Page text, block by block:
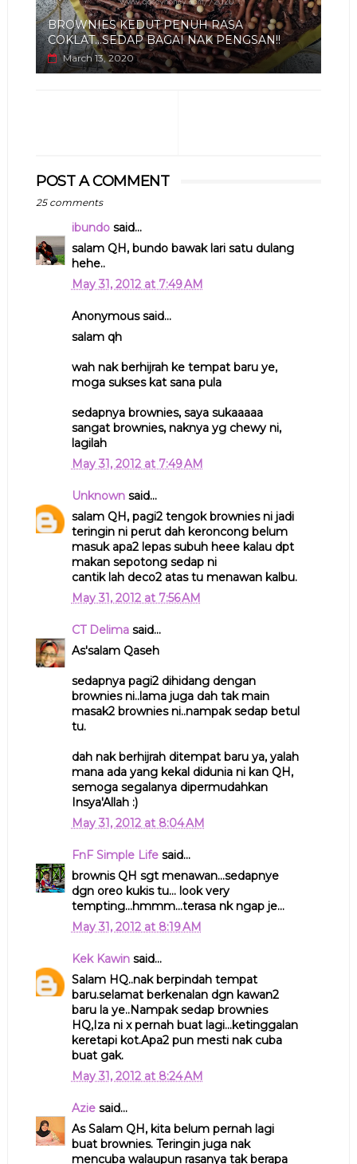
BROWNIES KEDUT PENUH RASA
COKLAT...SEDAP BAGAI NAK PENGSAN!!
March 13, 2020
POST A COMMENT
25 comments
ibundosaid...
salam QH, bundo bawak lari satu dulang
hehe..
May 31, 2012 at 7:49 AM
Anonymous said...
salam qh
wah nak berhijrah ke tempat baru ye,
moga sukses kat sana pula
sedapnya brownies, saya sukaaaaa
sangat brownies, naknya yg chewy ni,
lagilah
May 31, 2012 at 7:49 AM
Unknownsaid...
salam QH, pagi2 tengok brownies ni jadi
teringin ni perut dah keroncong belum
masuk apa2 lepas subuh heee kalau dpt
makan sepotong sedap ni
cantik lah deco2 atas tu menawan kalbu.
May 31, 2012 at 7:56 AM
CT Delimasaid...
As'salam Qaseh
sedapnya pagi2 dihidang dengan
brownies ni..lama juga dah tak main
masak2 brownies ni..nampak sedap betul
tu.
dah nak berhijrah ditempat baru ya, yalah
mana ada yang kekal didunia ni kan QH,
semoga segalanya dipermudahkan
Insya'Allah :)
May 31, 2012 at 8:04 AM
FnF Simple Lifesaid...
brownis QH sgt menawan...sedapnye
dgn oreo kukis tu... look very
tempting...hmmm...terasa nk ngap je...
May 31, 2012 at 8:19 AM
Kek Kawinsaid...
Salam HQ..nak berpindah tempat
baru.selamat berkenalan dgn kawan2
baru la ye..Nampak sedap brownies
HQ,Iza ni x pernah buat lagi...ketinggalan
keretapi kot.Apa2 pun mesti nak cuba
buat gak.
May 31, 2012 at 8:24 AM
Aziesaid...
As Salam QH, kita belum pernah lagi
buat brownies. Teringin juga nak
mencuba walaupun rasanya tak berapa